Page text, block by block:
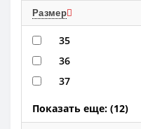
Размер
35
36
37
Показать еще: (12)